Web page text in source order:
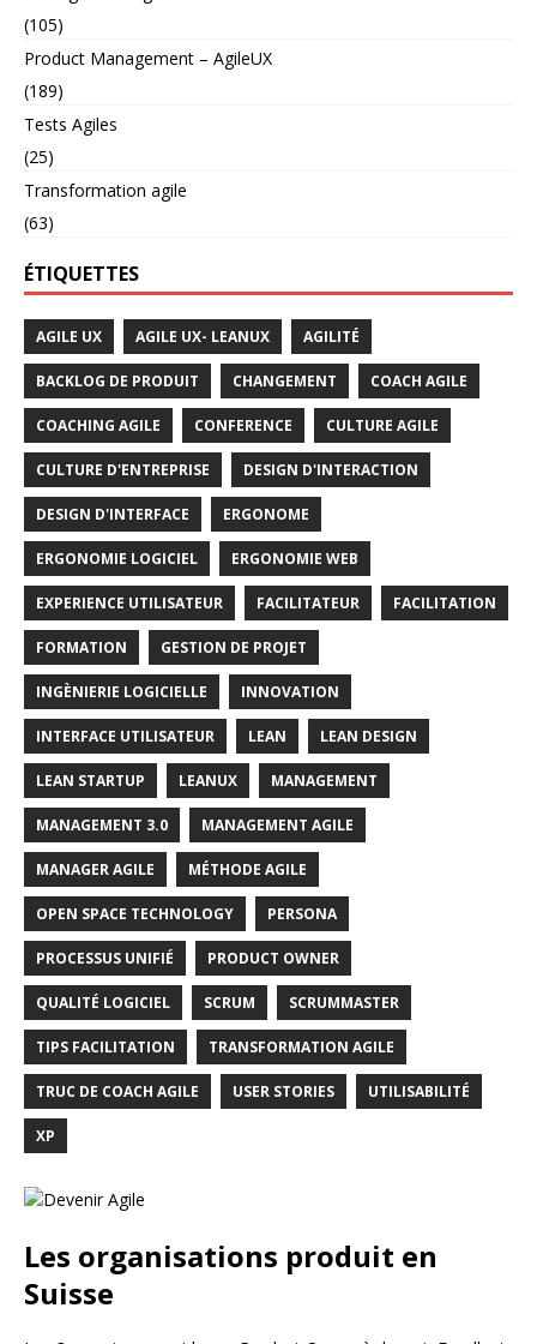
(105)
Product Management – AgileUX
(189)
Tests Agiles
(25)
Transformation agile
(63)
ÉTIQUETTES
AGILE UX AGILE UX- LEANUX AGILITÉ
BACKLOG DE PRODUIT CHANGEMENT COACH AGILE
COACHING AGILE CONFERENCE CULTURE AGILE
CULTURE D'ENTREPRISE DESIGN D'INTERACTION
DESIGN D'INTERFACE ERGONOME
ERGONOMIE LOGICIEL ERGONOMIE WEB
EXPERIENCE UTILISATEUR FACILITATEUR FACILITATION
FORMATION GESTION DE PROJET
INGÈNIERIE LOGICIELLE INNOVATION
INTERFACE UTILISATEUR LEAN LEAN DESIGN
LEAN STARTUP LEANUX MANAGEMENT
MANAGEMENT 3.0 MANAGEMENT AGILE
MANAGER AGILE MÉTHODE AGILE
OPEN SPACE TECHNOLOGY PERSONA
PROCESSUS UNIFIÉ PRODUCT OWNER
QUALITÉ LOGICIEL SCRUM SCRUMMASTER
TIPS FACILITATION TRANSFORMATION AGILE
TRUC DE COACH AGILE USER STORIES UTILISABILITÉ
XP
Les organisations produit en
Suisse